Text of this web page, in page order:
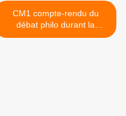
CM1 compte-rendu du
débat philo durant la
semaine sans écrans >